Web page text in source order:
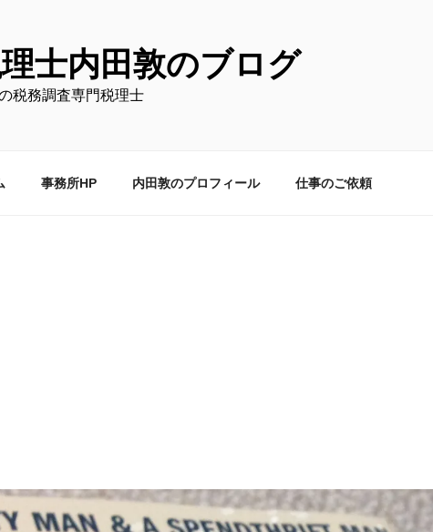
士内田敦のブログ
税務調査専門税理士
事務所HP 内田敦のプロフィール 仕事のご依頼